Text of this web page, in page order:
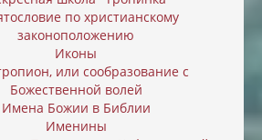
по христианскому
законоположению
Иконы
или cообразование с
Божественной волей
Имена Божии в Библии
Именины